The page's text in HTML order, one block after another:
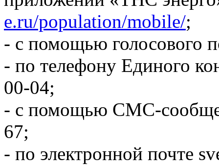
e.ru/population/mobile/;
- с помощью голосового
- по телефону Единого
00-04;
- с помощью СМС-
67;
- по электронной почте